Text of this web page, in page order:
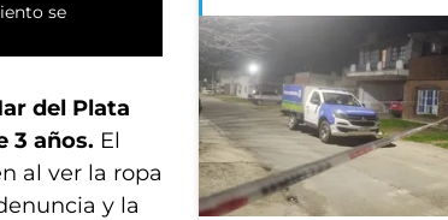
se
del Plata
3 años. El
al ver la ropa
y la